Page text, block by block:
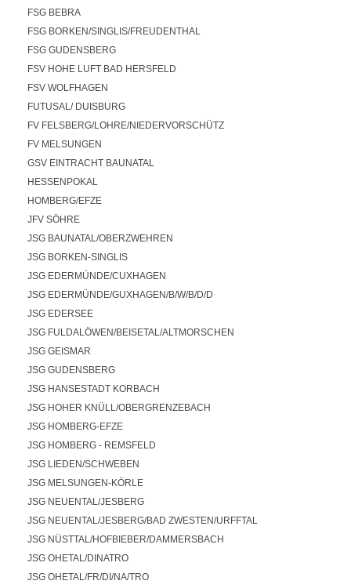
FSG BEBRA
FSG BORKEN/SINGLIS/FREUDENTHAL
FSG GUDENSBERG
FSV HOHE LUFT BAD HERSFELD
FSV WOLFHAGEN
FUTUSAL/ DUISBURG
FV FELSBERG/LOHRE/NIEDERVORSCHÜTZ
FV MELSUNGEN
GSV EINTRACHT BAUNATAL
HESSENPOKAL
HOMBERG/EFZE
JFV SÖHRE
JSG BAUNATAL/OBERZWEHREN
JSG BORKEN-SINGLIS
JSG EDERMÜNDE/CUXHAGEN
JSG EDERMÜNDE/GUXHAGEN/B/W/B/D/D
JSG EDERSEE
JSG FULDALÖWEN/BEISETAL/ALTMORSCHEN
JSG GEISMAR
JSG GUDENSBERG
JSG HANSESTADT KORBACH
JSG HOHER KNÜLL/OBERGRENZEBACH
JSG HOMBERG-EFZE
JSG HOMBERG - REMSFELD
JSG LIEDEN/SCHWEBEN
JSG MELSUNGEN-KÖRLE
JSG NEUENTAL/JESBERG
JSG NEUENTAL/JESBERG/BAD ZWESTEN/URFFTAL
JSG NÜSTTAL/HOFBIEBER/DAMMERSBACH
JSG OHETAL/DINATRO
JSG OHETAL/FR/DI/NA/TRO